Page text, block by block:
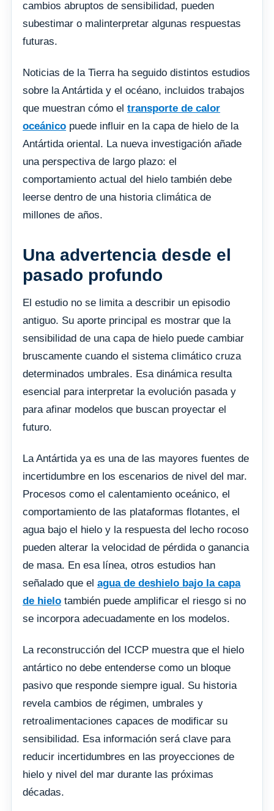
cambios abruptos de sensibilidad, pueden
subestimar o malinterpretar algunas respuestas
futuras.
Noticias de la Tierra ha seguido distintos estudios
sobre la Antártida y el océano, incluidos trabajos
que muestran cómo el transporte de calor
oceánico puede influir en la capa de hielo de la
Antártida oriental. La nueva investigación añade
una perspectiva de largo plazo: el
comportamiento actual del hielo también debe
leerse dentro de una historia climática de
millones de años.
Una advertencia desde el
pasado profundo
El estudio no se limita a describir un episodio
antiguo. Su aporte principal es mostrar que la
sensibilidad de una capa de hielo puede cambiar
bruscamente cuando el sistema climático cruza
determinados umbrales. Esa dinámica resulta
esencial para interpretar la evolución pasada y
para afinar modelos que buscan proyectar el
futuro.
La Antártida ya es una de las mayores fuentes de
incertidumbre en los escenarios de nivel del mar.
Procesos como el calentamiento oceánico, el
comportamiento de las plataformas flotantes, el
agua bajo el hielo y la respuesta del lecho rocoso
pueden alterar la velocidad de pérdida o ganancia
de masa. En esa línea, otros estudios han
señalado que el agua de deshielo bajo la capa
de hielo también puede amplificar el riesgo si no
se incorpora adecuadamente en los modelos.
La reconstrucción del ICCP muestra que el hielo
antártico no debe entenderse como un bloque
pasivo que responde siempre igual. Su historia
revela cambios de régimen, umbrales y
retroalimentaciones capaces de modificar su
sensibilidad. Esa información será clave para
reducir incertidumbres en las proyecciones de
hielo y nivel del mar durante las próximas
décadas.